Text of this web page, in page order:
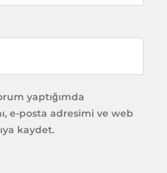
yaptığımda
e-posta adresimi ve web
kaydet.